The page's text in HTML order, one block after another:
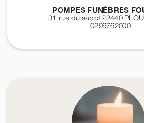
POMPES FUNÈBRES
31 rue du sabot 22440
0296762000